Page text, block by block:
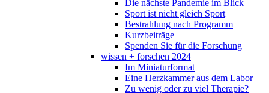
Die nächste Pandemie im Blick
Sport ist nicht gleich Sport
Bestrahlung nach Programm
Kurzbeiträge
Spenden Sie für die Forschung
wissen + forschen 2024
Im Miniaturformat
Eine Herzkammer aus dem Labor
Zu wenig oder zu viel Therapie?